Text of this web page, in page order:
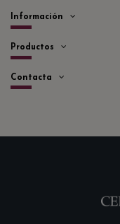
Información
Productos
Contacta